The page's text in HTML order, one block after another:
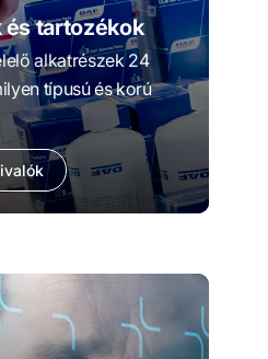
tartozékok
alkatrészek 24
típusú és korú